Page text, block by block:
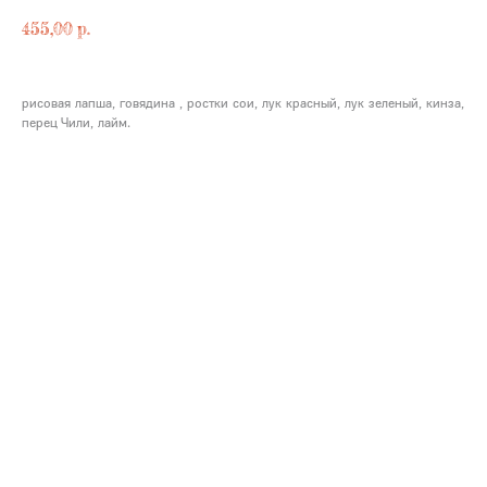
455,00 p.
рисовая лапша, говядина , ростки сои, лук красный, лук зеленый, кинза,
перец Чили, лайм.